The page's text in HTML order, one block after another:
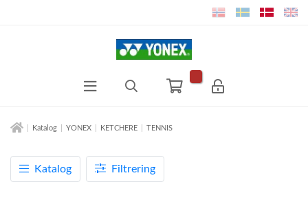
Katalog YONEX KETCHERE TENNIS
Katalog Filtrering